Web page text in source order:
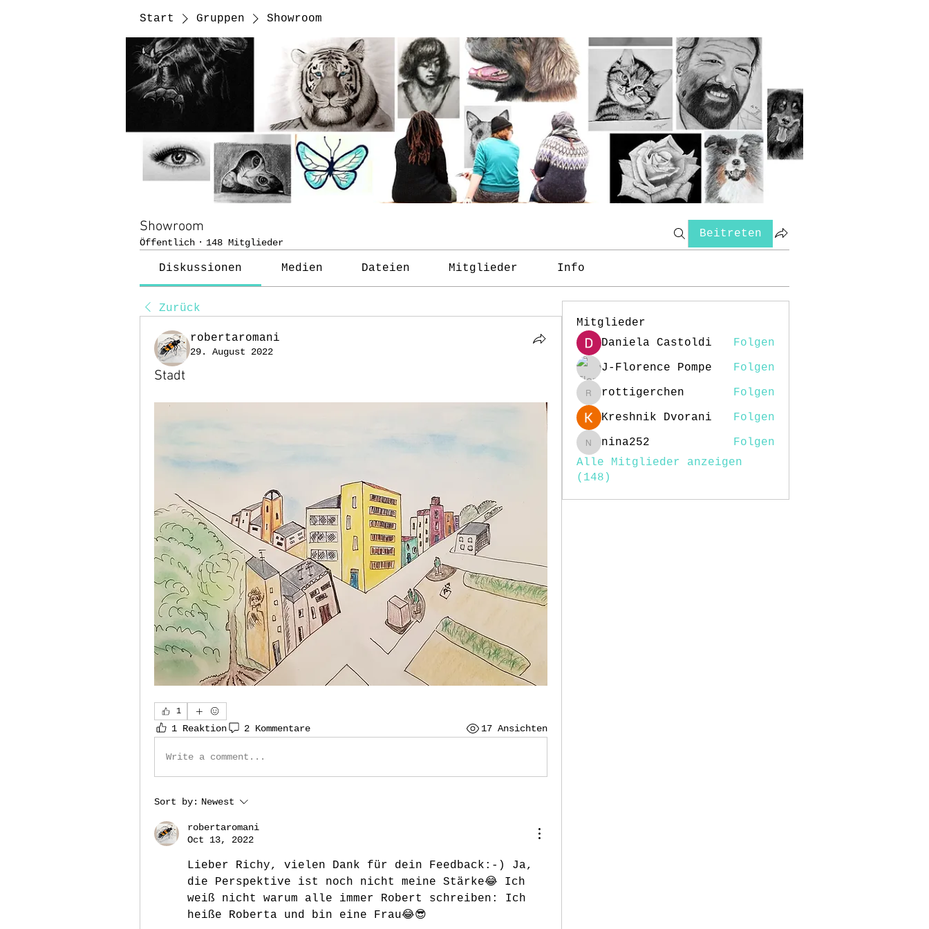
Start Gruppen Showroom
Showroom
Öffentlich · 148 Mitglieder
Beitreten
Diskussionen Medien Dateien Mitglieder Info
Zurück
robertaromani
29. August 2022
Stadt
1
1 Reaktion 2 Kommentare 17 Ansichten
Write a comment...
Sort by: Newest
robertaromani
Oct 13, 2022
Lieber Richy, vielen Dank für dein Feedback:-) Ja,
die Perspektive ist noch nicht meine Stärke😂 Ich
weiß nicht warum alle immer Robert schreiben: Ich
heiße Roberta und bin eine Frau😂😎
Mitglieder
Daniela Castoldi
Folgen
J-Florence Pompe
Folgen
rottigerchen
rottigerchen
Folgen
Kreshnik Dvorani
Folgen
nina252
nina252
Folgen
Alle Mitglieder anzeigen
(148)